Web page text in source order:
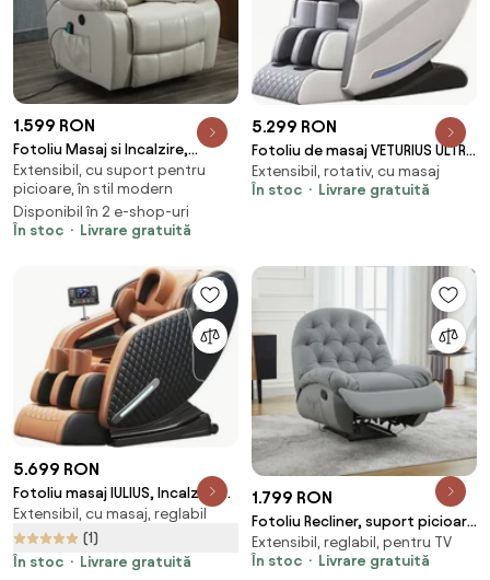
1.599 RON
Fotoliu Masaj si Incalzire,
Recliner, suport picioare
extensibil, Air PU Premium, Bej
Extensibil, cu suport pentru
picioare, în stil modern
Disponibil în 2 e-shop-uri
În stoc
Livrare gratuită
5.299 RON
Fotoliu de masaj VETURIUS ULTRA
PRO, Incalzire, Bluetooth,
Display, Ecran tactil, Controler
Ecologica Premium, Bej
Extensibil, rotativ, cu masaj
În stoc
Livrare gratuită
5.699 RON
Fotoliu masaj IULIUS, Incalzire,
Bluetooth, Display LCD, Ecran
tactil color, Zero Gravity, 2
Boxe, Moduri Automate,
Extensibil, cu masaj, reglabil
(1)
În stoc
Livrare gratuită
1.799 RON
Fotoliu Recliner, suport picioare
extensibil, Piele Ecologica, Gri
Extensibil, reglabil, pentru TV
În stoc
Livrare gratuită